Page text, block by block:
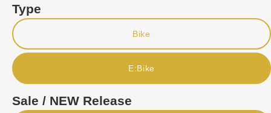
Type
Bike
E:Bike
Sale / NEW Release